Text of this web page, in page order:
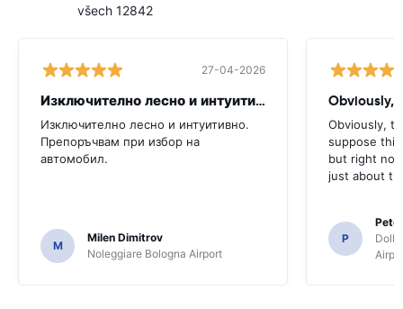
všech 12842
27-04-2026
Изключително лесно и интуитивно. Препоръчвам
Изключително лесно и интуитивно.
Препоръчвам при избор на
автомобил.
M
Milen Dimitrov
Noleggiare Bologna Airport
Obviously,
Obviously,
suppose
but right
just about
P